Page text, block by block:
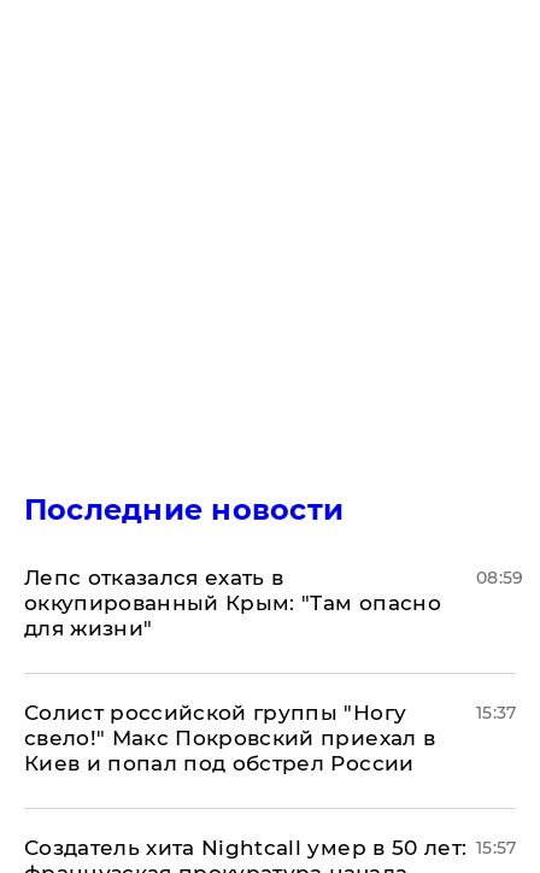
Последние новости
Лепс отказался ехать в
оккупированный Крым: "Там опасно
для жизни"
08:59
Солист российской группы "Ногу
свело!" Макс Покровский приехал в
Киев и попал под обстрел России
15:37
Создатель хита Nightcall умер в 50 лет: 15:57